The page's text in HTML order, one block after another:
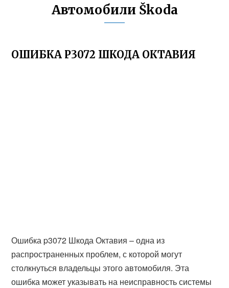
Автомобили Škoda
ОШИБКА P3072 ШКОДА ОКТАВИЯ
Ошибка p3072 Шкода Октавия – одна из
распространенных проблем, с которой могут
столкнуться владельцы этого автомобиля. Эта
ошибка может указывать на неисправность системы